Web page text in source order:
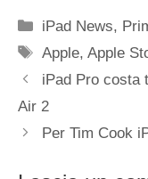
Categorie
iPad News,
Tag
Apple,Apple
iPad Pro costa
Air 2
Per Tim Cook